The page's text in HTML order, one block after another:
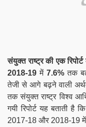
संयुक्त राष्ट्र की एक
2018-19 में7.6% तक
तेजी से आगे बढ़ने वाली
तक संयुक्त राष्ट्र विश्व
गयी रिपोर्ट यह बताती है
2017-18 और 2018-19 में